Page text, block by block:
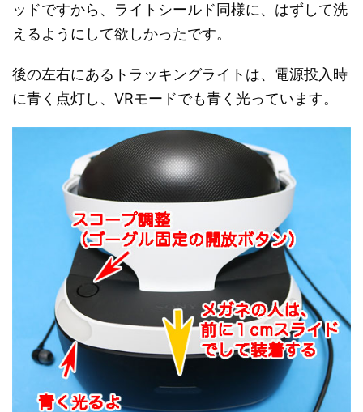
ッドですから、ライトシールド同様に、はずして洗
えるようにして欲しかったです。
後の左右にあるトラッキングライトは、電源投入時
に青く点灯し、VRモードでも青く光っています。